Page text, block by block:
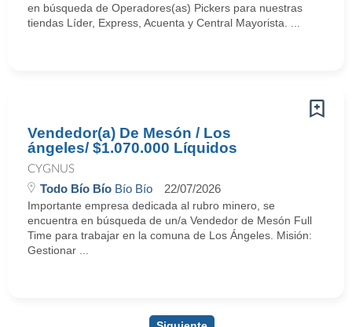
en búsqueda de Operadores(as) Pickers para nuestras
tiendas Líder, Express, Acuenta y Central Mayorista. ...
Vendedor(a) De Mesón / Los
ángeles/ $1.070.000 Líquidos
CYGNUS
Todo Bío Bío Bío Bío 22/07/2026
Importante empresa dedicada al rubro minero, se
encuentra en búsqueda de un/a Vendedor de Mesón Full
Time para trabajar en la comuna de Los Ángeles. Misión:
Gestionar ...